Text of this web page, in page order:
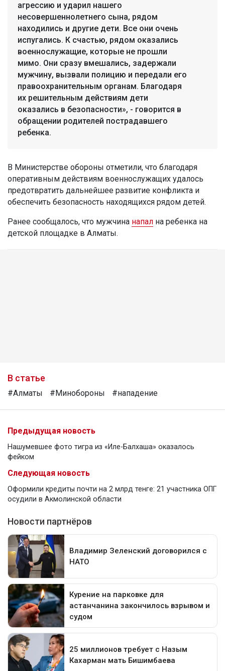
агрессию и ударил нашего
несовершеннолетнего сына, рядом
находились и другие дети. Все они очень
испугались. К счастью, рядом оказались
военнослужащие, которые не прошли
мимо. Они сразу вмешались, задержали
мужчину, вызвали полицию и передали его
правоохранительным органам. Благодаря
их решительным действиям дети
оказались в безопасности», - говорится в
обращении родителей пострадавшего
ребенка.
В Министерстве обороны отметили, что благодаря
оперативным действиям военнослужащих удалось
предотвратить дальнейшее развитие конфликта и
обеспечить безопасность находящихся рядом детей.
Ранее сообщалось, что мужчина напал на ребенка на
детской площадке в Алматы.
В статье
#Алматы #Минобороны #нападение
Предыдущая новость
Нашумевшее фото тигра из «Иле-Балхаша» оказалось
фейком
Следующая новость
Оформили кредиты почти на 2 млрд тенге: 21 участника ОПГ
осудили в Акмолинской области